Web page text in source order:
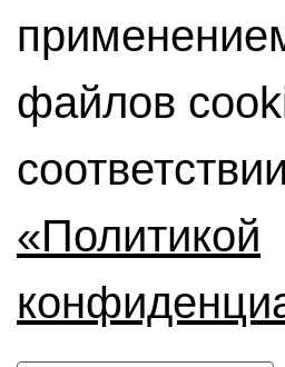
файлов
«Политикой